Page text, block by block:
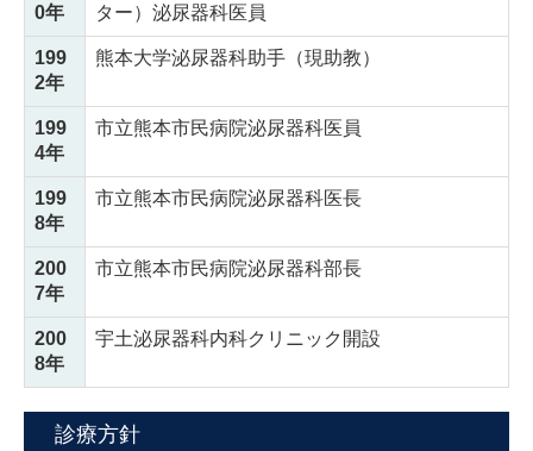
0年
ター）泌尿器科医員
199
2年
熊本大学泌尿器科助手（現助教）
199
4年
市立熊本市民病院泌尿器科医員
199
8年
市立熊本市民病院泌尿器科医長
200
7年
市立熊本市民病院泌尿器科部長
200
8年
宇土泌尿器科内科クリニック開設
診療方針